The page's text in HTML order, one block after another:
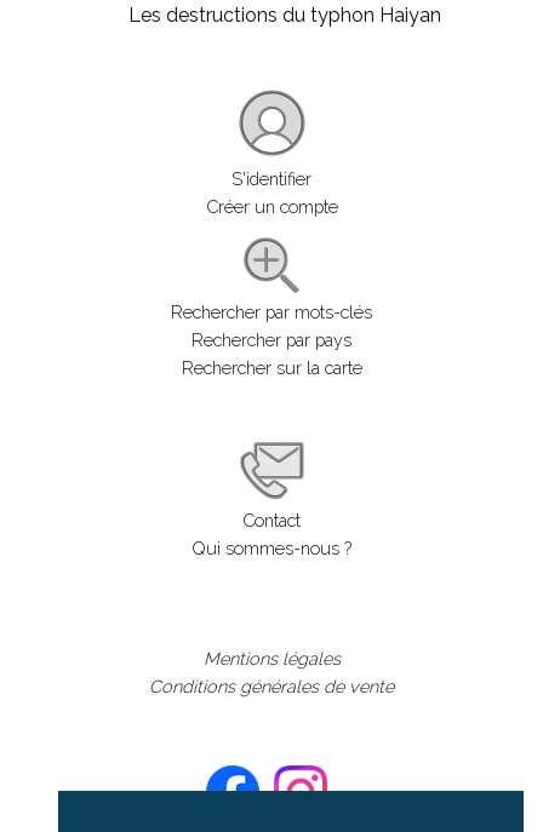
Les destructions du typhon Haiyan
S'identifier
Créer un compte
Rechercher par mots-clés
Rechercher par pays
Rechercher sur la carte
Contact
Qui sommes-nous ?
Mentions légales
Conditions générales de vente